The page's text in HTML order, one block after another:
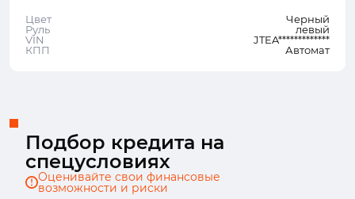
Цвет
Черный
Руль
левый
VIN
JTEA*************
КПП
Автомат
Подбор кредита на
спецусловиях
Оценивайте свои финансовые
возможности и риски